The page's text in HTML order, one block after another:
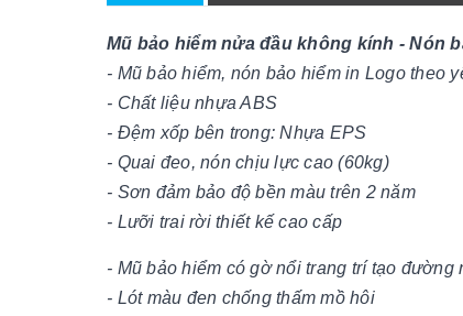
Mũ bảo hiểm nửa đầu không kính - Nón
- Mũ bảo hiểm, nón bảo hiểm in Logo theo
- Chất liệu nhựa ABS
- Đệm xốp bên trong: Nhựa EPS
- Quai đeo, nón chịu lực cao (60kg)
- Sơn đảm bảo độ bền màu trên 2 năm
- Lưỡi trai rời thiết kế cao cấp
- Mũ bảo hiểm có gờ nổi trang trí tạo đường
- Lót màu đen chống thấm mồ hôi